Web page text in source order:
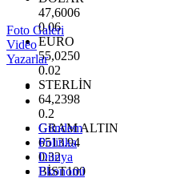
47,6006
0.06
EURO
55,0250
0.02
STERLİN
64,2398
0.2
GRAM ALTIN
6513.94
0.32
BİST100
Foto Galeri
Video
Yazarlar
Gündem
Politika
Dünya
Ekonomi